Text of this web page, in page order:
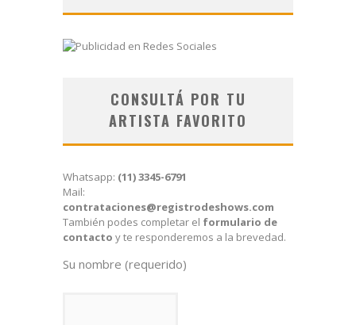
CONSULTÁ POR TU
ARTISTA FAVORITO
Whatsapp: (11) 3345-6791
Mail:
contrataciones@registrodeshows.com
También podes completar el formulario de
contacto y te responderemos a la brevedad.
Su nombre (requerido)